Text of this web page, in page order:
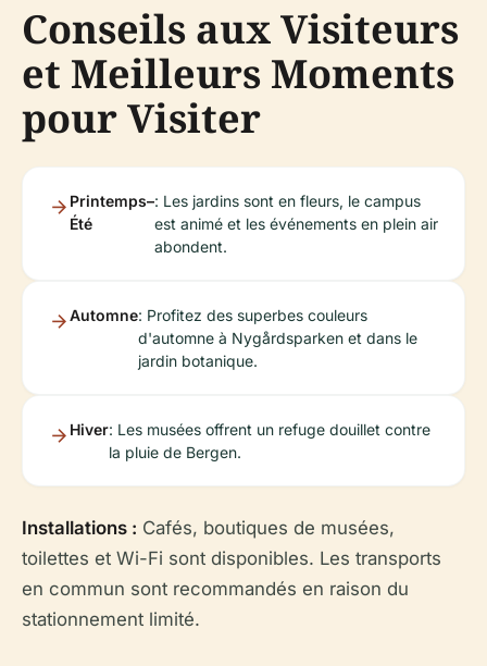
Conseils aux Visiteurs
et Meilleurs Moments
pour Visiter
Printemps–
Été
: Les jardins sont en fleurs, le campus
est animé et les événements en plein air
abondent.
Automne: Profitez des superbes couleurs
d'automne à Nygårdsparken et dans le
jardin botanique.
Hiver: Les musées offrent un refuge douillet contre
la pluie de Bergen.
Installations : Cafés, boutiques de musées,
toilettes et Wi-Fi sont disponibles. Les transports
en commun sont recommandés en raison du
stationnement limité.